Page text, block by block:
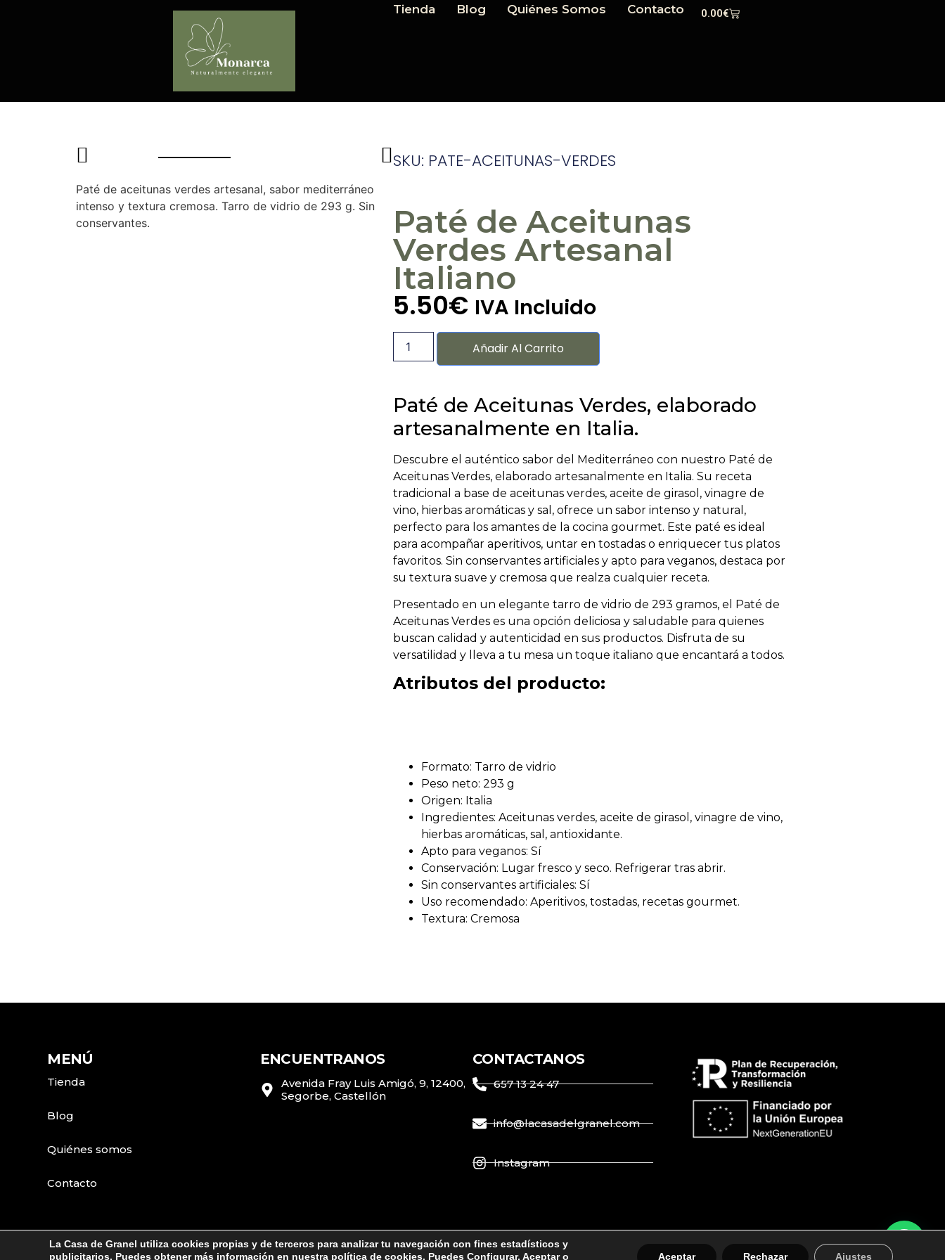
Tienda Blog Quiénes Somos Contacto 0.00€
SKU: PATE-ACEITUNAS-VERDES
Paté de Aceitunas
Verdes Artesanal
Italiano
5.50€ IVA Incluido
Añadir Al Carrito
Paté de Aceitunas Verdes, elaborado
artesanalmente en Italia.
Descubre el auténtico sabor del Mediterráneo con nuestro Paté de
Aceitunas Verdes, elaborado artesanalmente en Italia. Su receta
tradicional a base de aceitunas verdes, aceite de girasol, vinagre de
vino, hierbas aromáticas y sal, ofrece un sabor intenso y natural,
perfecto para los amantes de la cocina gourmet. Este paté es ideal
para acompañar aperitivos, untar en tostadas o enriquecer tus platos
favoritos. Sin conservantes artificiales y apto para veganos, destaca por
su textura suave y cremosa que realza cualquier receta.
Presentado en un elegante tarro de vidrio de 293 gramos, el Paté de
Aceitunas Verdes es una opción deliciosa y saludable para quienes
buscan calidad y autenticidad en sus productos. Disfruta de su
versatilidad y lleva a tu mesa un toque italiano que encantará a todos.
Atributos del producto:
Formato: Tarro de vidrio
Peso neto: 293 g
Origen: Italia
Ingredientes: Aceitunas verdes, aceite de girasol, vinagre de vino,
hierbas aromáticas, sal, antioxidante.
Apto para veganos: Sí
Conservación: Lugar fresco y seco. Refrigerar tras abrir.
Sin conservantes artificiales: Sí
Uso recomendado: Aperitivos, tostadas, recetas gourmet.
Textura: Cremosa
Paté de aceitunas verdes artesanal, sabor mediterráneo
intenso y textura cremosa. Tarro de vidrio de 293 g. Sin
conservantes.
MENÚ
Tienda
Blog
Quiénes somos
Contacto
ENCUENTRANOS
Avenida Fray Luis Amigó, 9, 12400,
Segorbe, Castellón
CONTACTANOS
657 13 24 47
info@lacasadelgranel.com
Instagram
Creado por Tandem Marketing Digital
La Casa de Granel utiliza cookies propias y de terceros para analizar tu navegación con fines estadísticos y
publicitarios. Puedes obtener más información en nuestra política de cookies. Puedes Configurar, Aceptar o Aceptar Rechazar Ajustes